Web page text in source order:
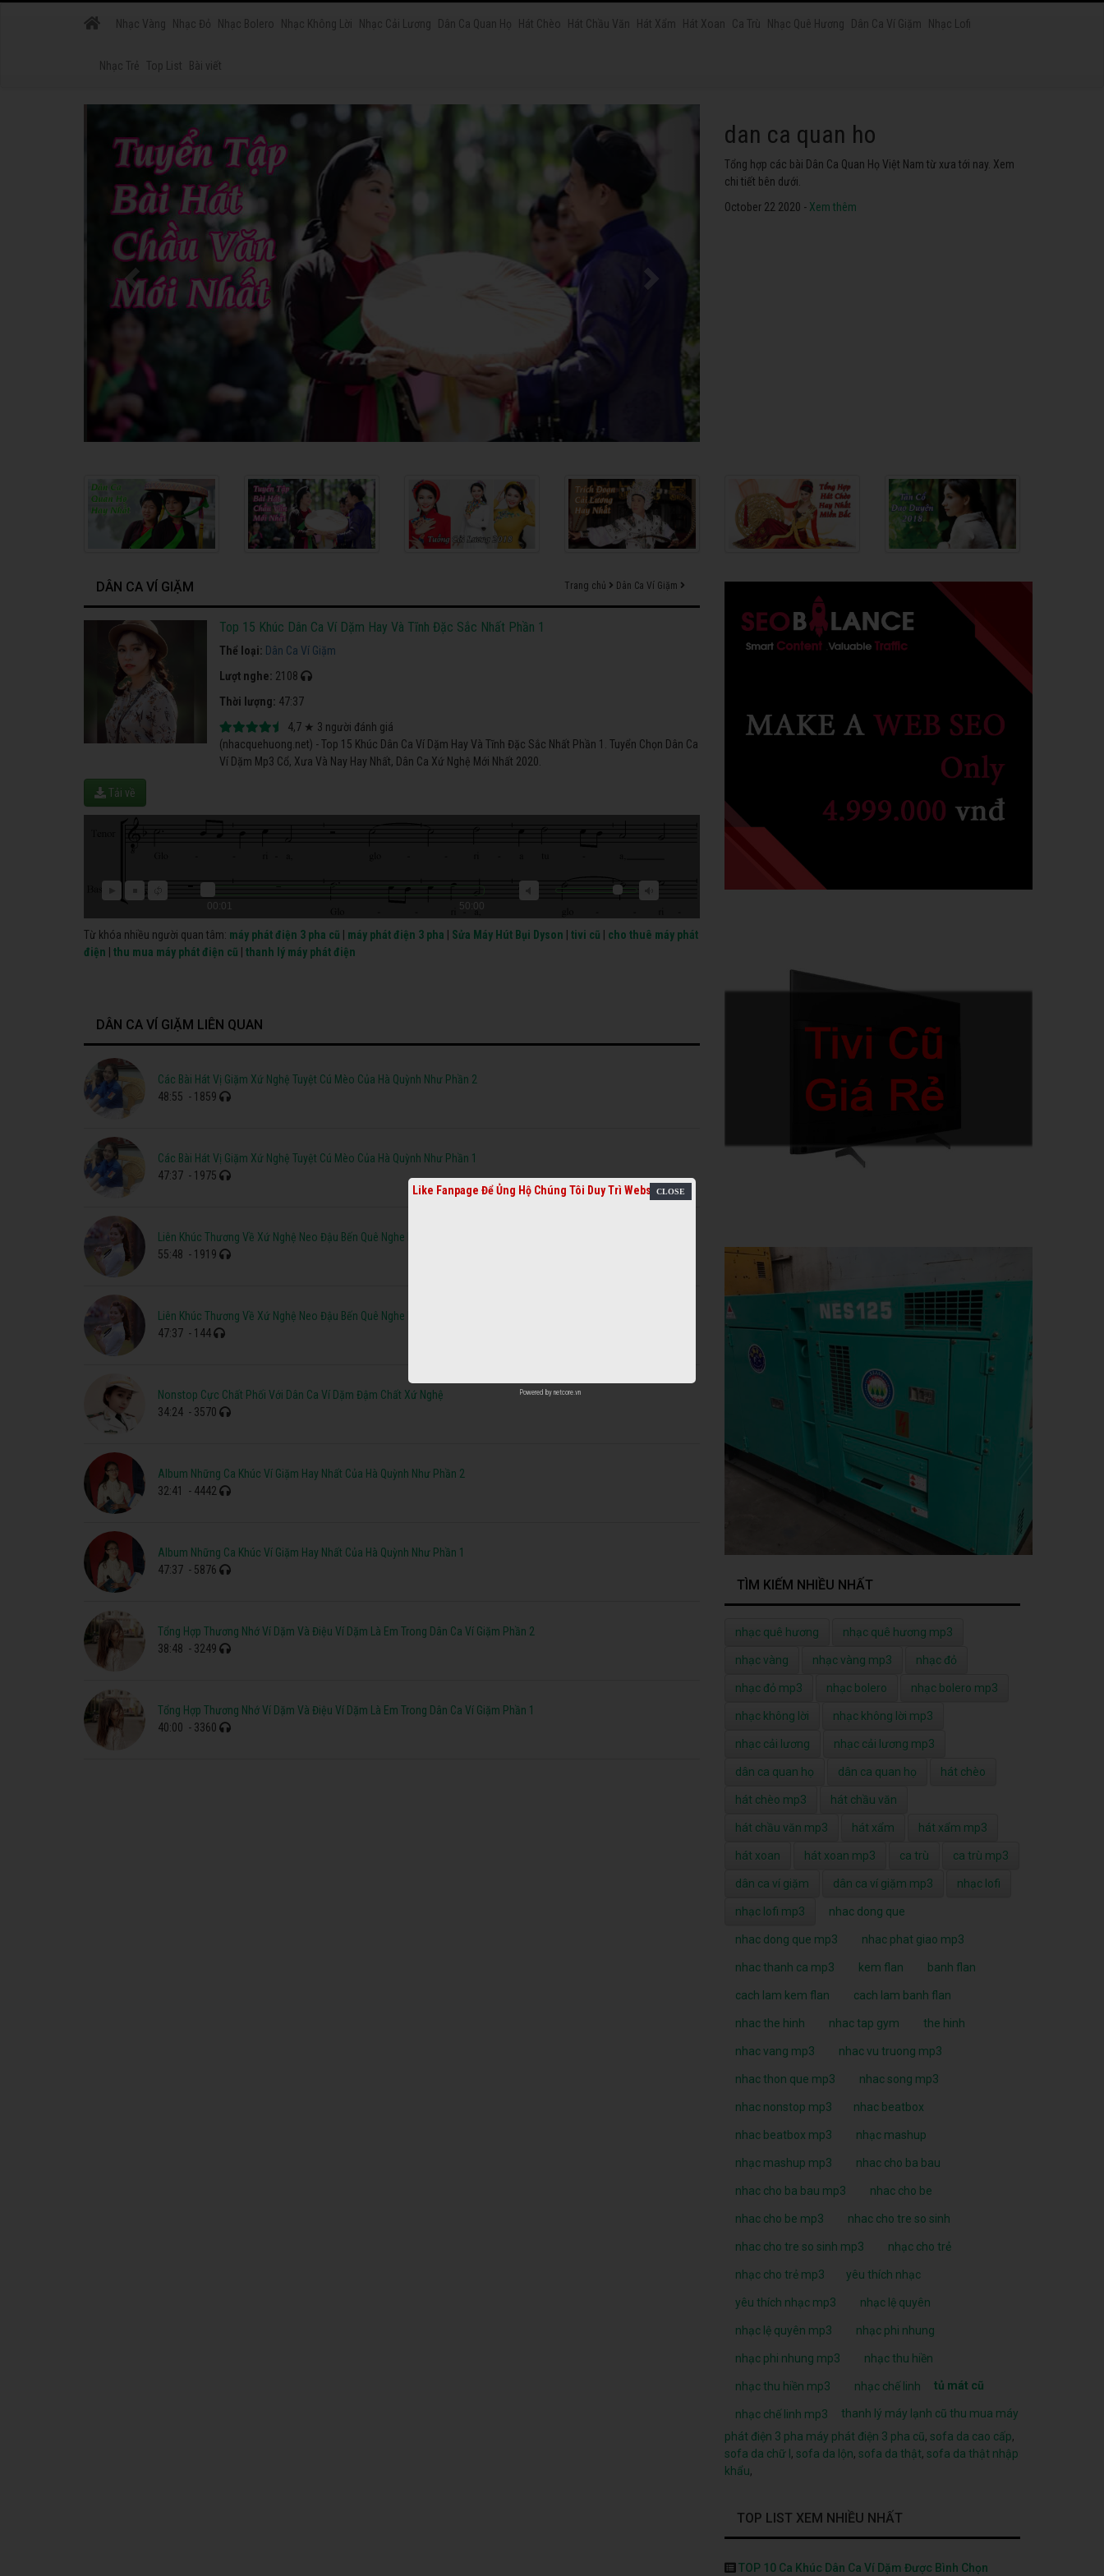
Nhạc Vàng Nhạc Đỏ Nhạc Bolero Nhạc Không Lời Nhạc Cải Lương Dân Ca Quan Họ Hát Chèo Hát Chầu Văn Hát Xẩm Hát Xoan Ca Trù Nhạc Quê Hương Dân Ca Ví Giặm Nhạc Lofi
Nhạc Trẻ Top List Bài viết
hat chau van
Tuyển tập các ca khúc hát Chầu Văn hay nhất ở Việt Nam. Không
thể không nghe thử.
October 22 2020 - Xem thêm
DÂN CA VÍ GIẶM Trang chủ Dân Ca Ví Giặm
Top 15 Khúc Dân Ca Ví Dặm Hay Và Tĩnh Đặc Sắc Nhất Phần 1
Thể loại: Dân Ca Ví Giặm
Lượt nghe: 2108
Thời lượng: 47:37
4,7 ★ 3 người đánh giá
(nhacquehuong.net) - Top 15 Khúc Dân Ca Ví Dặm Hay Và Tĩnh Đặc Sắc Nhất Phần 1. Tuyển Chọn Dân Ca
Ví Dặm Mp3 Cổ, Xưa Và Nay Hay Nhất, Dân Ca Xứ Nghệ Mới Nhất 2020.
Tải về
00:01 50:00
Từ khóa nhiều người quan tâm: máy phát điện 3 pha cũ máy phát điện 3 pha Sửa Máy Hút Bụi Dyson tivi cũ
cho thuê máy phát
điện
thu mua máy phát điện cũ thanh lý máy phát điện
DÂN CA VÍ GIẶM LIÊN QUAN
Các Bài Hát Vị Giặm Xứ Nghệ Tuyệt Cú Mèo Của Hà Quỳnh Như Phần 2
48:55 - 1859
Các Bài Hát Vị Giặm Xứ Nghệ Tuyệt Cú Mèo Của Hà Quỳnh Như Phần 1
47:37 - 1975
Liên Khúc Thương Về Xứ Nghệ Neo Đậu Bến Quê Nghe Hoài Không Chán Phần 2
55:48 - 1919
Liên Khúc Thương Về Xứ Nghệ Neo Đậu Bến Quê Nghe Hoài Không Chán Phần 1
47:37 - 144
Nonstop Cực Chất Phối Với Dân Ca Ví Dặm Đậm Chất Xứ Nghệ
34:24 - 3570
Album Những Ca Khúc Ví Giặm Hay Nhất Của Hà Quỳnh Như Phần 2
32:41
- 4442
Album Những Ca Khúc Ví Giặm Hay Nhất Của Hà Quỳnh Như Phần 1
47:37 - 5876
Tổng Hợp Thương Nhớ Ví Dặm Và Điệu Ví Dặm Là Em Trong Dân Ca Ví Giặm Phần 2
38:48 - 3249
Tổng Hợp Thương Nhớ Ví Dặm Và Điệu Ví Dặm Là Em Trong Dân Ca Ví Giặm Phần 1
40:00 - 3360
TÌM KIẾM NHIỀU NHẤT
nhạc quê hương nhạc quê hương mp3
nhạc vàng nhạc vàng mp3 nhạc đỏ
nhạc đỏ mp3 nhạc bolero nhạc bolero mp3
nhạc không lời nhạc không lời mp3
nhạc cải lương nhạc cải lương mp3
dân ca quan họ dân ca quan họ hát chèo
hát chèo mp3 hát chầu văn
hát chầu văn mp3 hát xẩm hát xẩm mp3
hát xoan hát xoan mp3 ca trù ca trù mp3
dân ca ví giặm dân ca ví giặm mp3 nhạc lofi
nhạc lofi mp3 nhac dong que
nhac dong que mp3 nhac phat giao mp3
nhac thanh ca mp3 kem flan banh flan
cach lam kem flan cach lam banh flan
nhac the hinh nhac tap gym the hinh
nhac vang mp3 nhac vu truong mp3
nhac thon que mp3 nhac song mp3
nhac nonstop mp3 nhac beatbox
nhac beatbox mp3 nhạc mashup
nhạc mashup mp3 nhac cho ba bau
nhac cho ba bau mp3 nhac cho be
nhac cho be mp3 nhac cho tre so sinh
nhac cho tre so sinh mp3 nhạc cho trẻ
nhạc cho trẻ mp3 yêu thích nhạc
yêu thích nhạc mp3 nhạc lệ quyên
nhạc lệ quyên mp3 nhạc phi nhung
nhạc phi nhung mp3 nhạc thu hiền
nhạc thu hiền mp3 nhạc chế linh tủ mát cũ
nhạc chế linh mp3 thanh lý máy lạnh cũ thu mua máy
phát điện 3 pha máy phát điện 3 pha cũ, sofa da cao cấp,
sofa da chữ l , sofa da lộn, sofa da thật, sofa da thật nhập
khẩu,
TOP LIST XEM NHIỀU NHẤT
TOP 10 Ca Khúc Dân Ca Ví Dặm Được Bình Chọn
Like Fanpage Để Ủng Hộ Chúng Tôi Duy Trì Website
Powered by netcore.vn